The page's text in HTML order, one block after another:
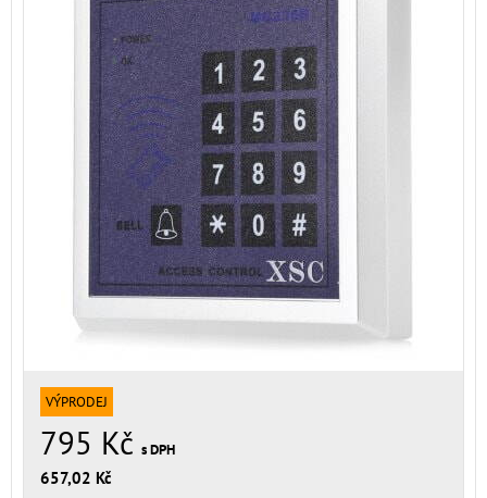
VÝPRODEJ
795 Kč s DPH
657,02 Kč